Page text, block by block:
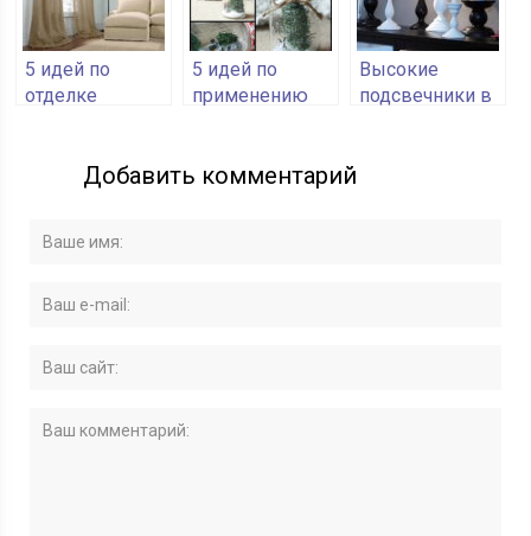
5 идей по
отделке
мешковины
5 идей по
применению
банок
Высокие
подсвечники в
Добавить комментарий